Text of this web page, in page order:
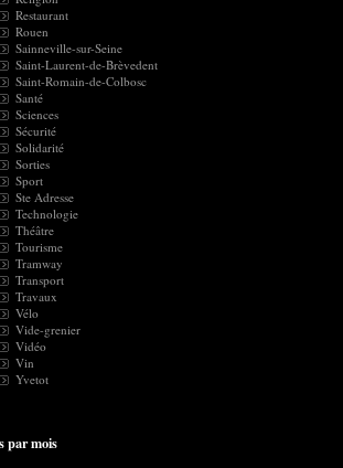
Restaurant
Rouen
Sainneville-sur-Seine
Saint-Laurent-de-Brèvedent
Saint-Romain-de-Colbosc
Santé
Sciences
Sécurité
Solidarité
Sorties
Sport
Ste Adresse
Technologie
Théâtre
Tourisme
Tramway
Transport
Travaux
Vélo
Vide-grenier
Vidéo
Vin
Yvetot
par mois